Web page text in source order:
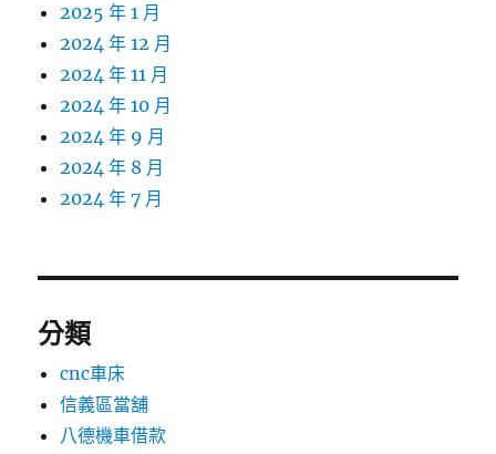
2025 年 1 月
2024 年 12 月
2024 年 11 月
2024 年 10 月
2024 年 9 月
2024 年 8 月
2024 年 7 月
分類
cnc車床
信義區當舖
八德機車借款